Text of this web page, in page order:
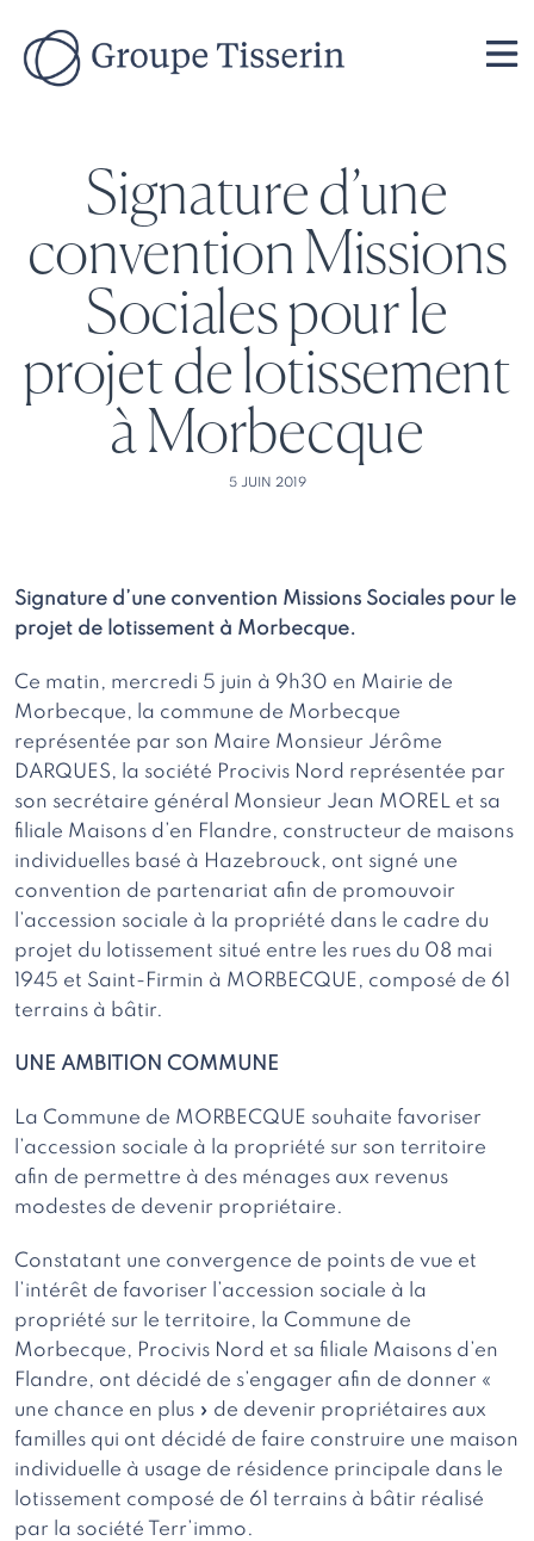
Signature d’une
convention Missions
Sociales pour le
projet de lotissement
à Morbecque
5 JUIN 2019
Signature d’une convention Missions Sociales pour le
projet de lotissement à Morbecque.
Ce matin, mercredi 5 juin à 9h30 en Mairie de
Morbecque, la commune de Morbecque
représentée par son Maire Monsieur Jérôme
DARQUES, la société Procivis Nord représentée par
son secrétaire général Monsieur Jean MOREL et sa
filiale Maisons d’en Flandre, constructeur de maisons
individuelles basé à Hazebrouck, ont signé une
convention de partenariat afin de promouvoir
l’accession sociale à la propriété dans le cadre du
projet du lotissement situé entre les rues du 08 mai
1945 et Saint-Firmin à MORBECQUE, composé de 61
terrains à bâtir.
UNE AMBITION COMMUNE
La Commune de MORBECQUE souhaite favoriser
l’accession sociale à la propriété sur son territoire
afin de permettre à des ménages aux revenus
modestes de devenir propriétaire.
Constatant une convergence de points de vue et
l’intérêt de favoriser l’accession sociale à la
propriété sur le territoire, la Commune de
Morbecque, Procivis Nord et sa filiale Maisons d’en
Flandre, ont décidé de s’engager afin de donner «
une chance en plus » de devenir propriétaires aux
familles qui ont décidé de faire construire une maison
individuelle à usage de résidence principale dans le
lotissement composé de 61 terrains à bâtir réalisé
par la société Terr’immo.